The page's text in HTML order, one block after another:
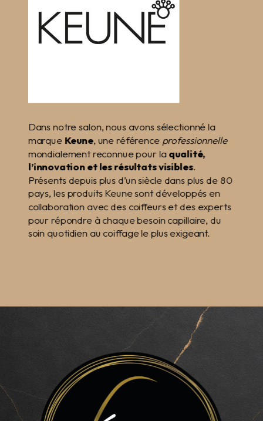
Dans notre salon, nous avons sélectionné la
marque Keune, une référence professionnelle
mondialement reconnue pour laqualité,
l’innovation et les résultats visibles.
Présents depuis plus d’un siècle dans plus de 80
pays, les produits Keune sont développés en
collaboration avec des coiffeurs et des experts
pour répondre à chaque besoin capillaire, du
soin quotidien au coiffage le plus exigeant.